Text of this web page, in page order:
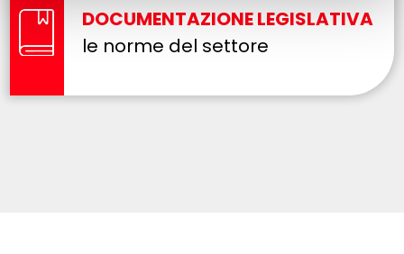
DOCUMENTAZIONE LEGISLATIVA
le norme del settore